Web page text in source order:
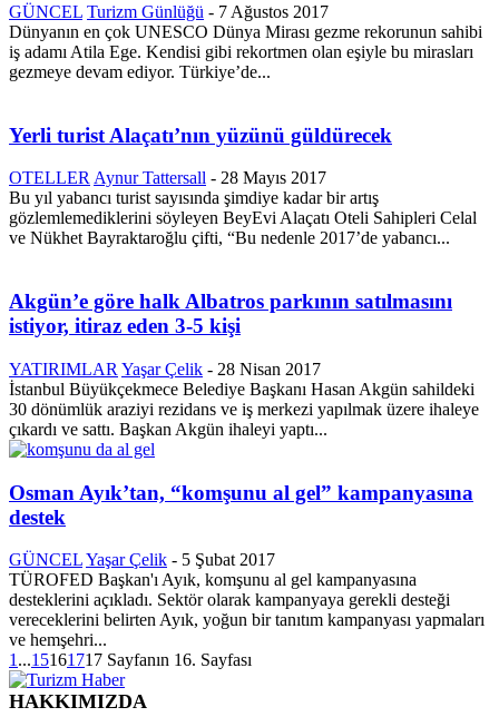
GÜNCEL Turizm Günlüğü - 7 Ağustos 2017
Dünyanın en çok UNESCO Dünya Mirası gezme rekorunun sahibi
iş adamı Atila Ege. Kendisi gibi rekortmen olan eşiyle bu mirasları
gezmeye devam ediyor. Türkiye’de...
Yerli turist Alaçatı’nın yüzünü güldürecek
OTELLER Aynur Tattersall - 28 Mayıs 2017
Bu yıl yabancı turist sayısında şimdiye kadar bir artış
gözlemlemediklerini söyleyen BeyEvi Alaçatı Oteli Sahipleri Celal
ve Nükhet Bayraktaroğlu çifti, “Bu nedenle 2017’de yabancı...
Akgün’e göre halk Albatros parkının satılmasını
istiyor, itiraz eden 3-5 kişi
YATIRIMLAR Yaşar Çelik - 28 Nisan 2017
İstanbul Büyükçekmece Belediye Başkanı Hasan Akgün sahildeki
30 dönümlük araziyi rezidans ve iş merkezi yapılmak üzere ihaleye
çıkardı ve sattı. Başkan Akgün ihaleyi yaptı...
Osman Ayık’tan, “komşunu al gel” kampanyasına
destek
GÜNCELYaşar Çelik - 5 Şubat 2017
TÜROFED Başkan'ı Ayık, komşunu al gel kampanyasına
desteklerini açıkladı. Sektör olarak kampanyaya gerekli desteği
vereceklerini belirten Ayık, yoğun bir tanıtım kampanyası yapmaları
ve hemşehri...
1 ...15161717 Sayfanın 16. Sayfası
HAKKIMIZDA